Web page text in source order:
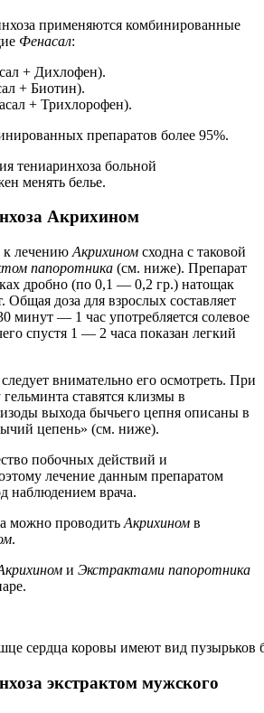
применяются комбинированные
Фенасал:
+ Дихлофен).
+ Биотин).
+ Трихлорофен).
препаратов более 95%.
тениаринхоза больной
менять белье.
Акрихином
к лечению Акрихином сходна с таковой
папоротника (см. ниже). Препарат
дробно (по 0,1 — 0,2 гр.) натощак
доза для взрослых составляет
минут — 1 час употребляется солевое
спустя 1 — 2 часа показан легкий
внимательно его осмотреть. При
ставятся клизмы в
выхода бычьего цепня описаны в
цепень» (см. ниже).
побочных действий и
лечение данным препаратом
наблюдением врача.
можно проводить Акрихином в
.
и Экстрактами папоротника
сердца коровы имеют вид пузырьков
экстрактом мужского